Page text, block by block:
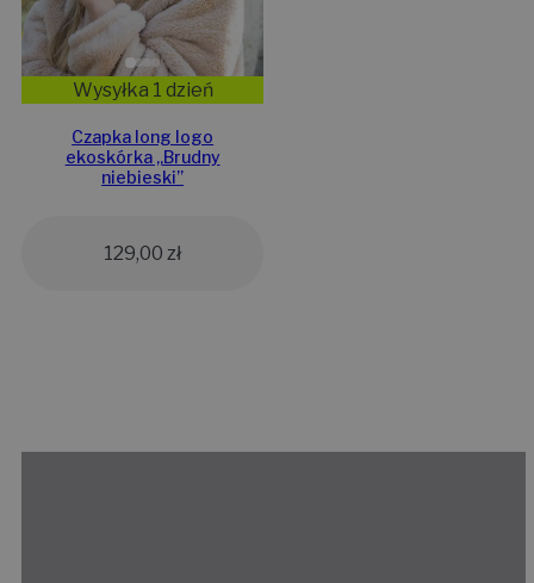
Wysyłka 1 dzień
Czapka long logo
ekoskórka „Brudny
niebieski”
129,00 zł